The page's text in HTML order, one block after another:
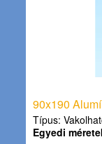
90x190
Típus:
Egyedi